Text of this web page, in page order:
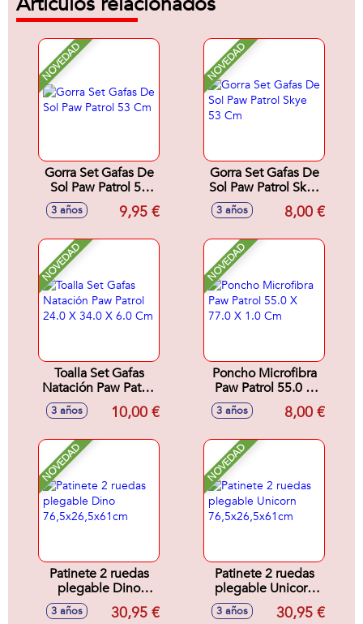
NOVEDAD
Gorra Set Gafas De
Sol Paw Patrol 53
3 años 9,95 €
NOVEDAD
Gorra Set Gafas De
Sol Paw Patrol Skye
53 Cm
3 años 8,00 €
NOVEDAD
Toalla Set Gafas
Natación Paw Patrol
24.0 X 34.0 X 6.0
3 años 10,00 €
NOVEDAD
Poncho Microfibra
Paw Patrol 55.0 X
77.0 X 1.0 Cm
3 años 8,00 €
NOVEDAD
Patinete 2 ruedas
plegable Dino
76,5x26,5x61cm
3 años 30,95 €
NOVEDAD
Patinete 2 ruedas
plegable Unicorn
76,5x26,5x61cm
3 años 30,95 €